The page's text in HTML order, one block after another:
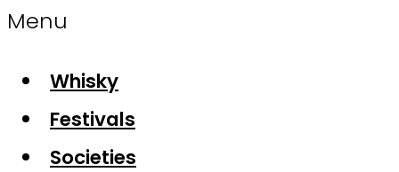
Menu
Whisky
Festivals
Societies